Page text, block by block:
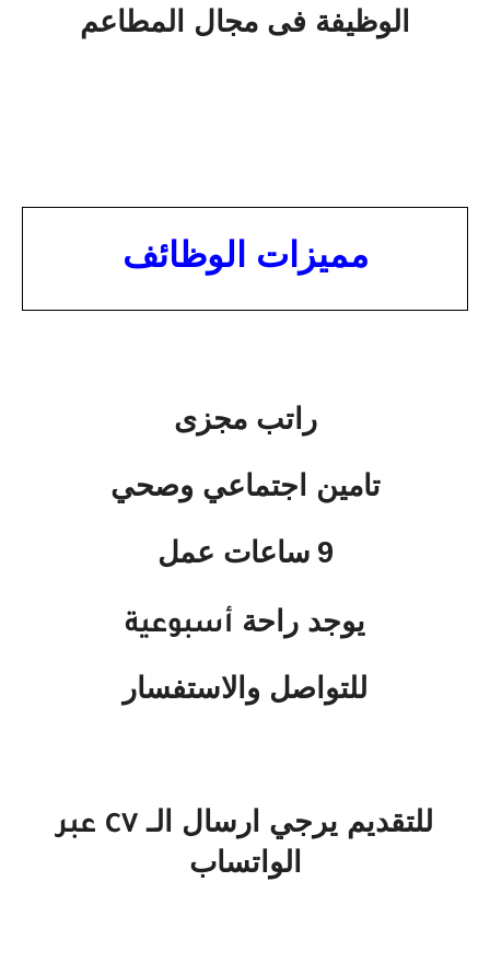
الوظيفة فى مجال المطاعم
مميزات الوظائف
راتب مجزى
تامين اجتماعي وصحي
9 ساعات عمل
يوجد راحة أسبوعية
للتواصل والاستفسار
للتقديم يرجي ارسال الـ CV عبر
الواتساب